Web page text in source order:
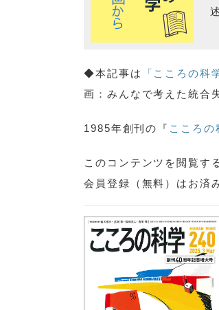
◆本記事は 「こころの科
画：みんなで考えた統合
1985年創刊の『 こころの
このコンテンツを閲覧す
会員登録（無料）はお済